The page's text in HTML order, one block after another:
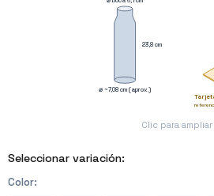
⌀ ~7,08 cm (aprox.)
23,8 cm
Clic para ampliar
Seleccionar variación:
Color: